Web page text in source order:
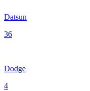
Datsun
36
Dodge
4